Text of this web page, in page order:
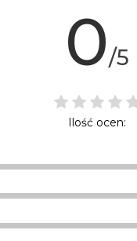
0/5
Ilość ocen: